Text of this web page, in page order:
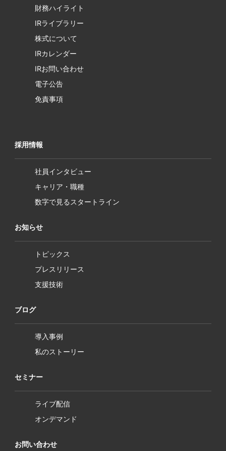
財務ハイライト
IRライブラリー
株式について
IRカレンダー
IRお問い合わせ
電子公告
免責事項
採用情報
社員インタビュー
キャリア・職種
数字で見るスタートライン
お知らせ
トピックス
プレスリリース
支援技術
ブログ
導入事例
私のストーリー
セミナー
ライブ配信
オンデマンド
お問い合わせ